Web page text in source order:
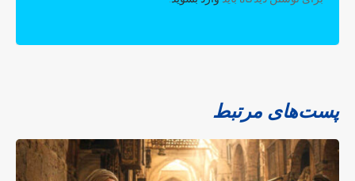
پست‌های مرتبط